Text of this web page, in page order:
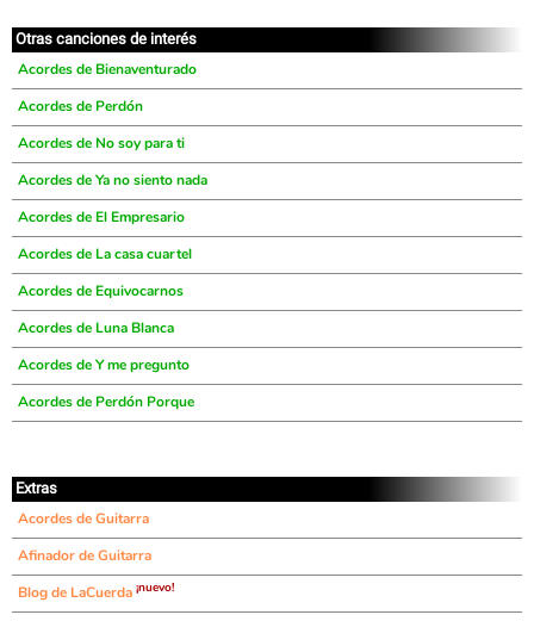
Otras canciones de interés
Acordes de Bienaventurado
Acordes de Perdón
Acordes de No soy para ti
Acordes de Ya no siento nada
Acordes de El Empresario
Acordes de La casa cuartel
Acordes de Equivocarnos
Acordes de Luna Blanca
Acordes de Y me pregunto
Acordes de Perdón Porque
Extras
Acordes de Guitarra
Afinador de Guitarra
Blog de LaCuerda ¡nuevo!